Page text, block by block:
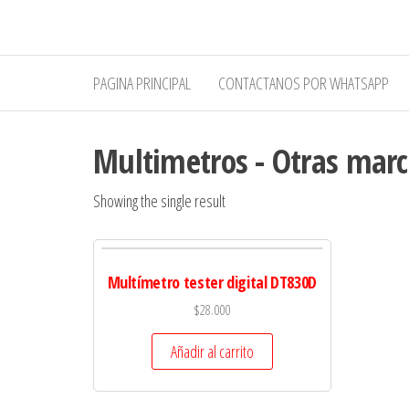
contenido
PAGINA PRINCIPAL
CONTACTANOS POR WHATSAPP
Multimetros - Otras
Showing the single result
Multímetro tester digital DT830D
$28.000
Añadir al carrito